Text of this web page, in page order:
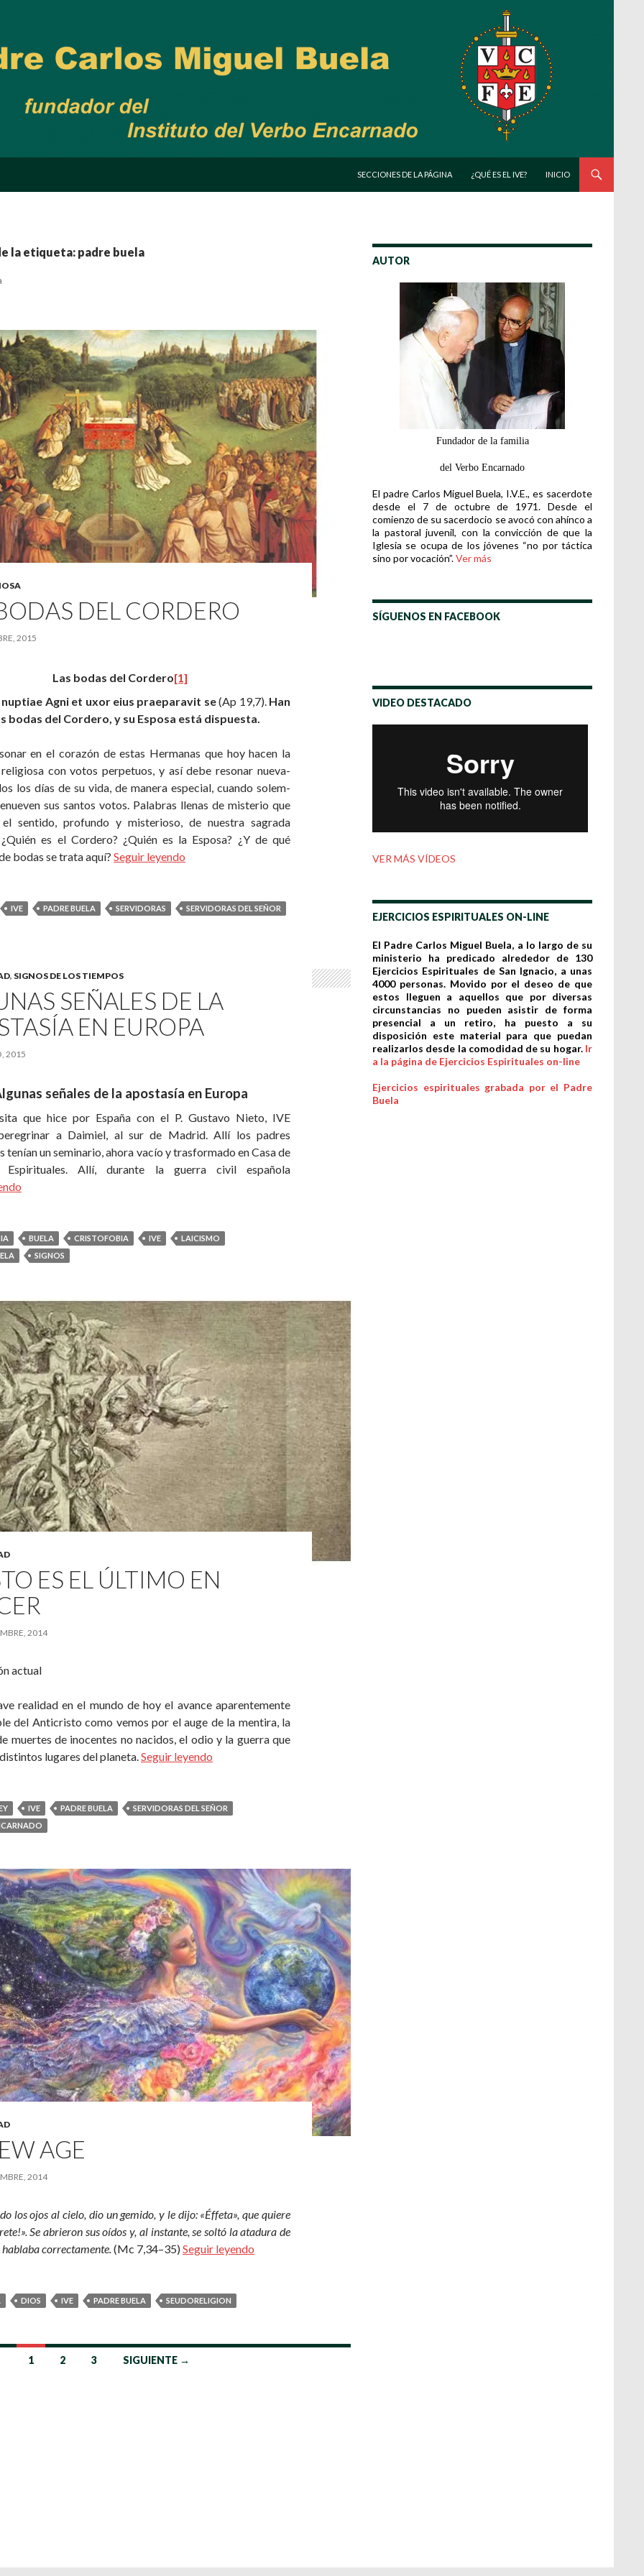
SECCIONES DE LA PÁGINA
¿QUÉ ES EL IVE? INICIO
la etiqueta: padre buela
DEL CORDERO
2015
Las bodas del Cordero[1]
Agni et uxor eius praeparavit se(Ap 19,7).Han
bodas del Cordero, y su Esposa está dispuesta.
en el corazón de estas Hermanas que hoy hacen la
con votos perpetuos, y así debe resonar nueva­
los días de su vida, de manera especial, cuando solem­
sus santos votos. Palabras llenas de misterio que
el sentido, profundo y misterioso, de nuestra sagrada
es el Cordero? ¿Quién es la Esposa? ¿Y de qué
bodas se trata aquí? Seguir leyendo
IVE PADRE BUELA SERVIDORAS
SERVIDORAS DEL SEÑOR
, SIGNOS DE LOS TIEMPOS
SEÑALES DE LA
EN EUROPA
2015
señales de la apostasía en Europa
que hice por España con el P. Gustavo Nieto, IVE
a Daimiel, al sur de Madrid. Allí los padres
tenían un seminario, ahora vacío y trasformado en Casa de
Espirituales. Allí, durante la guerra civil española
BUELA CRISTOFOBIA IVE
LAICISMO
SIGNOS
ES EL ÚLTIMO EN
2014
actual
realidad en el mundo de hoy el avance aparentemente
del Anticristo como vemos por el auge de la mentira, la
muertes de inocentes no nacidos, el odio y la guerra que
lugares del planeta.Seguir leyendo
IVE PADRE BUELA
SERVIDORAS DEL SEÑOR
AGE
2014
los ojos al cielo, dio un gemido, y le dijo: «Éffeta», que quiere
Se abrieron sus oídos y, al instante, se soltó la atadura de
hablaba correctamente.(Mc 7,34–35) Seguir leyendo
DIOS IVE PADRE BUELA SEUDORELIGION
1 2 3 SIGUIENTE →
AUTOR
Fundador de la familia
del Verbo Encarnado
El padre Carlos Miguel Buela, I.V.E., es sacerdote
desde el 7 de octubre de 1971. Desde el
comienzo de su sacerdocio se avocó con ahínco a
la pastoral juvenil, con la convicción de que la
Iglesia se ocupa de los jóvenes “no por táctica
sino por vocación”.Ver más
SÍGUENOS EN FACEBOOK
VIDEO DESTACADO
VER MÁS VÍDEOS
EJERCICIOS ESPIRITUALES ON-LINE
El Padre Carlos Miguel Buela, a lo largo de su
ministerio ha predicado alrededor de 130
Ejercicios Espirituales de San Ignacio, a unas
4000 personas. Movido por el deseo de que
estos lleguen a aquellos que por diversas
circunstancias no pueden asistir de forma
presencial a un retiro, ha puesto a su
disposición este material para que puedan
realizarlos desde la comodidad de su hogar. Ir
a la página de Ejercicios Espirituales on-line
Ejercicios espirituales grabada por el Padre
Buela